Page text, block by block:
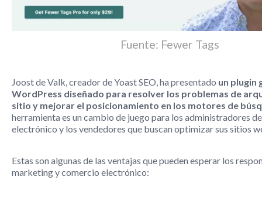
Fuente: Fewer Tags
Joost de Valk, creador de Yoast SEO, ha presentado un plugin
WordPress diseñado para resolver los problemas de
sitio y mejorar el posicionamiento en los motores de
herramienta es un cambio de juego para los administradores
electrónico y los vendedores que buscan optimizar sus sitios
Estas son algunas de las ventajas que pueden esperar los
marketing y comercio electrónico: